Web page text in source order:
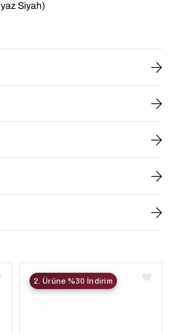
Siyah)
2. Ürüne %30 İndirim